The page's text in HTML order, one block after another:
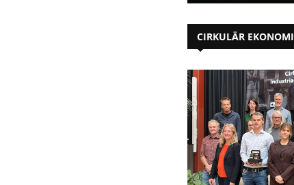
CIRKULÄR EKONOMI